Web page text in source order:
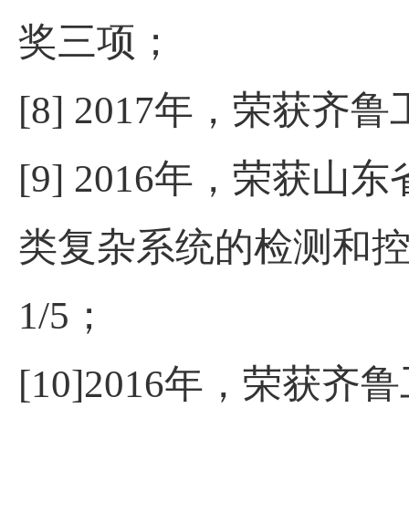
奖三项；
[8] 2017年，荣获齐鲁
[9] 2016年，荣获山东
类复杂系统的检测和
1/5 ；
[10]2016年，荣获齐